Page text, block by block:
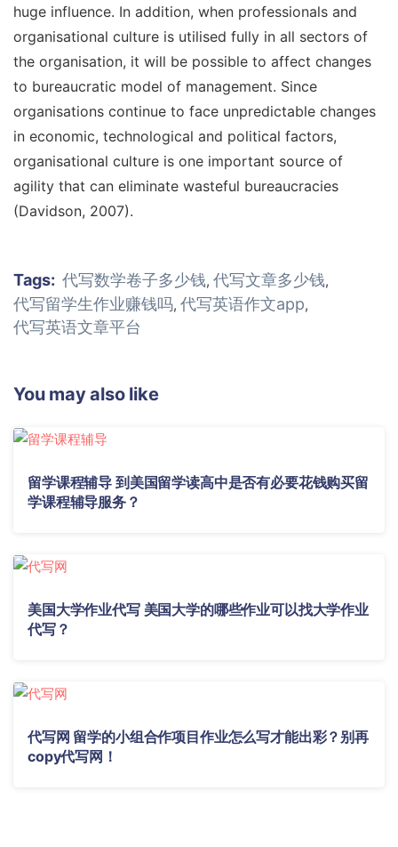
huge influence. In addition, when professionals and
organisational culture is utilised fully in all sectors of
the organisation, it will be possible to affect changes
to bureaucratic model of management. Since
organisations continue to face unpredictable changes
in economic, technological and political factors,
organisational culture is one important source of
agility that can eliminate wasteful bureaucracies
(Davidson, 2007).
Tags: 代写数学卷子多少钱, 代写文章多少钱,
代写留学生作业赚钱吗, 代写英语作文app,
代写英语文章平台
You may also like
留学课程辅导 到美国留学读高中是否有必要花钱购买留
学课程辅导服务？
美国大学作业代写 美国大学的哪些作业可以找大学作业
代写？
代写网 留学的小组合作项目作业怎么写才能出彩？别再
copy代写网！